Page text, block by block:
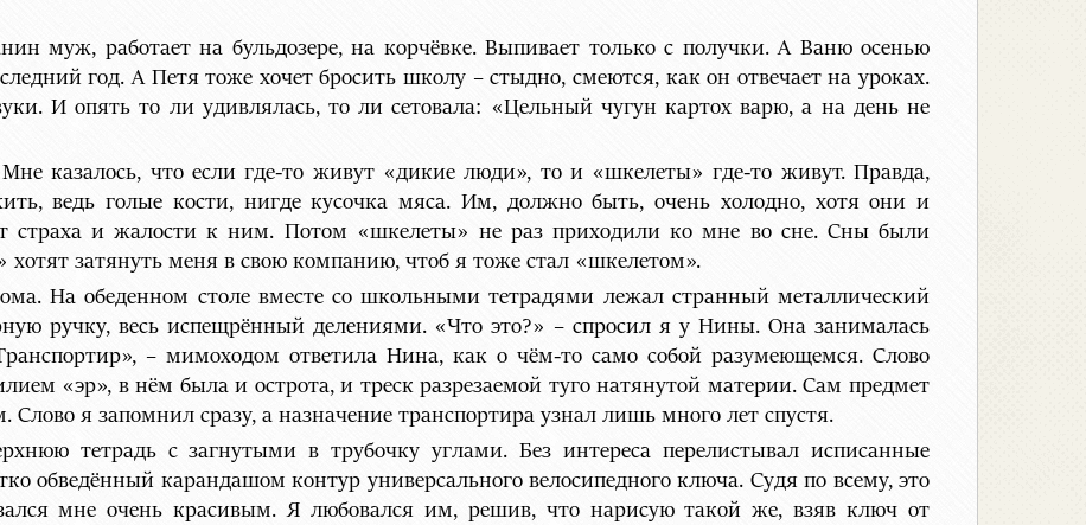
муж, работает на бульдозере, на корчёвке. Выпивает только с получки. А Ваню осенью
год. А Петя тоже хочет бросить школу – стыдно, смеются, как он отвечает на уроках.
И опять то ли удивлялась, то ли сетовала: «Цельный чугун картох варю, а на день не
казалось, что если где-то живут «дикие люди», то и «шкелеты» где-то живут. Правда,
ведь голые кости, нигде кусочка мяса. Им, должно быть, очень холодно, хотя они и
страха и жалости к ним. Потом «шкелеты» не раз приходили ко мне во сне. Сны были
затянуть меня в свою компанию, чтоб я тоже стал «шкелетом».
На обеденном столе вместе со школьными тетрадями лежал странный металлический
ручку, весь испещрённый делениями. «Что это?» – спросил я у Нины. Она занималась
– мимоходом ответила Нина, как о чём-то само собой разумеющемся. Слово
«эр», в нём была и острота, и треск разрезаемой туго натянутой материи. Сам предмет
Слово я запомнил сразу, а назначение транспортира узнал лишь много лет спустя.
тетрадь с загнутыми в трубочку углами. Без интереса перелистывал исписанные
обведённый карандашом контур универсального велосипедного ключа. Судя по всему, это
мне очень красивым. Я любовался им, решив, что нарисую такой же, взяв ключ от